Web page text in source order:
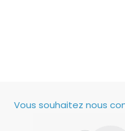
Vous souhaitez nous